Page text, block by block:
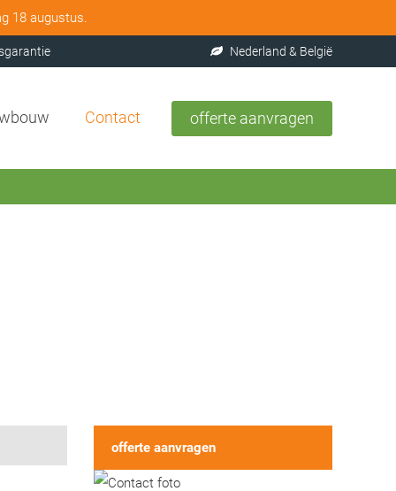
18 augustus.
Nederland & België
Contact offerte aanvragen
offerte aanvragen